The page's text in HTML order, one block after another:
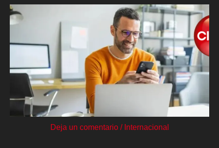
Deja un comentario / Internacional